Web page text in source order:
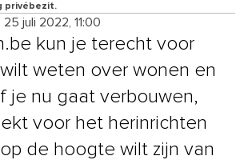
privébezit.
25 juli 2022, 11:00
kun je terecht voor
weten over wonen en
je nu gaat verbouwen,
voor het herinrichten
de hoogte wilt zijn van